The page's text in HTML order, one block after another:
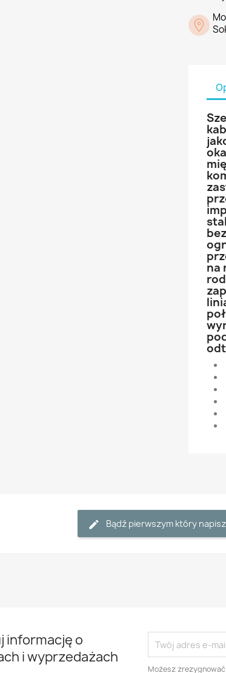
na
Bądź pierwszym który
informację o
i wyprzedażach
Możesz